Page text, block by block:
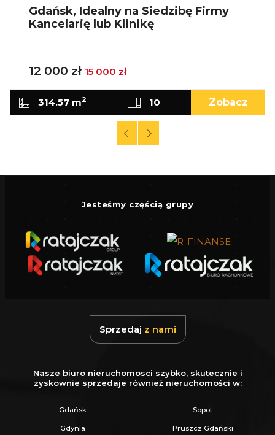
Gdańsk, Idealny na Siedzibę Firmy
Kancelarię lub Klinikę
12 000 zł 15 000 zł
314.57 m2 10 Zobacz
Jesteśmy częścią grupy
Sprzedaj z nami
Nasze biuro nieruchomosci szybko, skutecznie i
zyskownie sprzedaje również nieruchomości w:
Gdańsk Sopot
Gdynia Pruszcz Gdański